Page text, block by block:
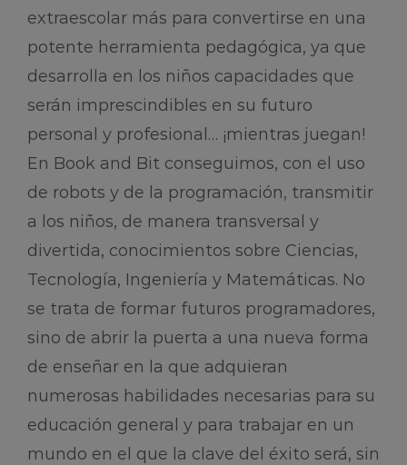
extraescolar más para convertirse en una
potente herramienta pedagógica, ya que
desarrolla en los niños capacidades que
serán imprescindibles en su futuro
personal y profesional… ¡mientras juegan!
En Book and Bit conseguimos, con el uso
de robots y de la programación, transmitir
a los niños, de manera transversal y
divertida, conocimientos sobre Ciencias,
Tecnología, Ingeniería y Matemáticas. No
se trata de formar futuros programadores,
sino de abrir la puerta a una nueva forma
de enseñar en la que adquieran
numerosas habilidades necesarias para su
educación general y para trabajar en un
mundo en el que la clave del éxito será, sin